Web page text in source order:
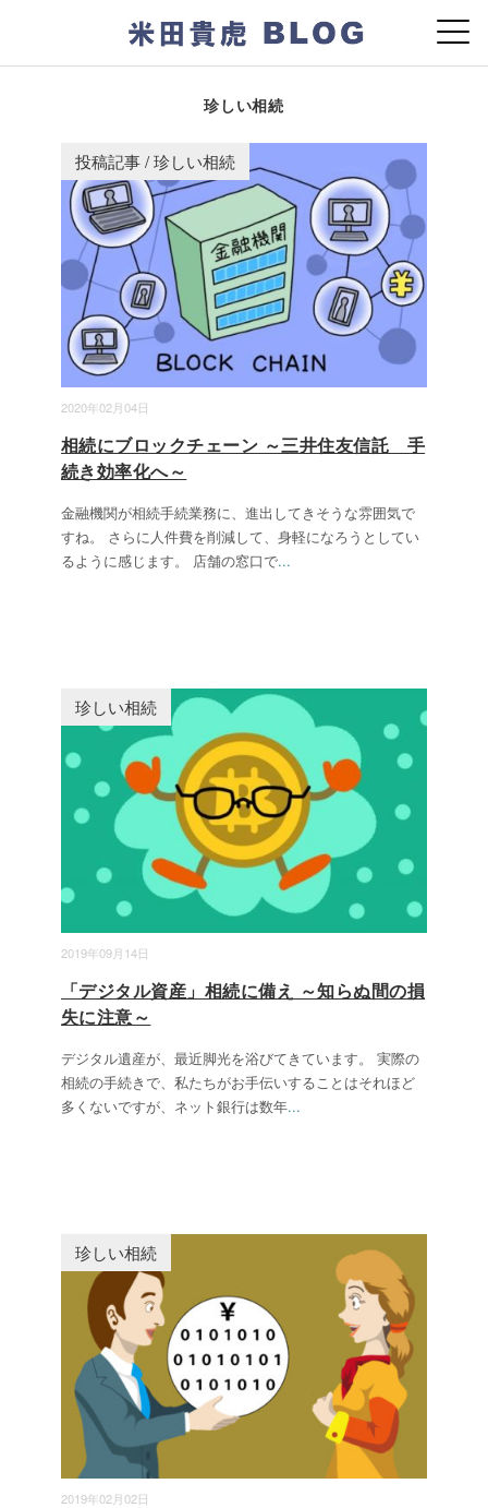
珍しい相続
2020年02月04日
投稿記事/珍しい相続
相続にブロックチェーン ～三井住友信託 手
続き効率化へ～
金融機関が相続手続業務に、進出してきそうな雰囲気で
すね。 さらに人件費を削減して、身軽になろうとしてい
るように感じます。 店舗の窓口で...
2019年09月14日
珍しい相続
「デジタル資産」相続に備え ～知らぬ間の損
失に注意～
デジタル遺産が、最近脚光を浴びてきています。 実際の
相続の手続きで、私たちがお手伝いすることはそれほど
多くないですが、ネット銀行は数年...
2019年02月02日
珍しい相続